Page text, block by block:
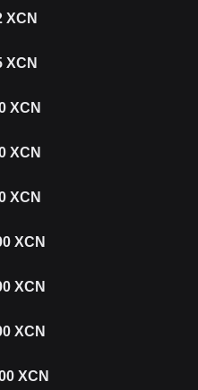
XCN
XCN
XCN
XCN
XCN
XCN
XCN
XCN
XCN